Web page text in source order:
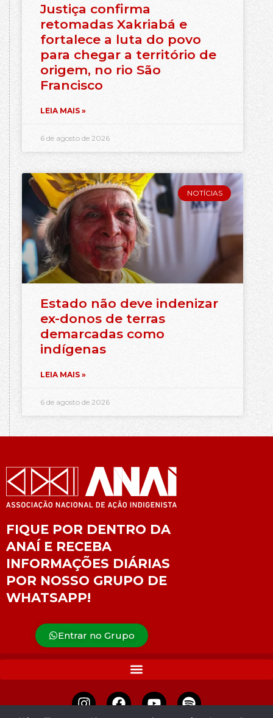
Justiça confirma
retomadas Xakriabá e
fortalece a luta do povo
para chegar a território de
origem, no rio São
Francisco
LEIA MAIS »
6 de agosto de 2026
NOTÍCIAS
Estado não deve indenizar
ex-donos de terras
demarcadas como
indígenas
LEIA MAIS »
6 de agosto de 2026
FIQUE POR DENTRO DA
ANAÍ E RECEBA
INFORMAÇÕES DIÁRIAS
POR NOSSO GRUPO DE
WHATSAPP!
Entrar no Grupo